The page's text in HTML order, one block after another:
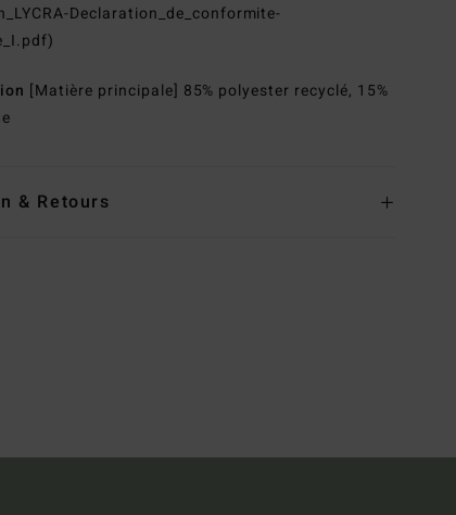
Declaration_de_conformite-
[Matière principale] 85% polyester recyclé, 15%
& Retours